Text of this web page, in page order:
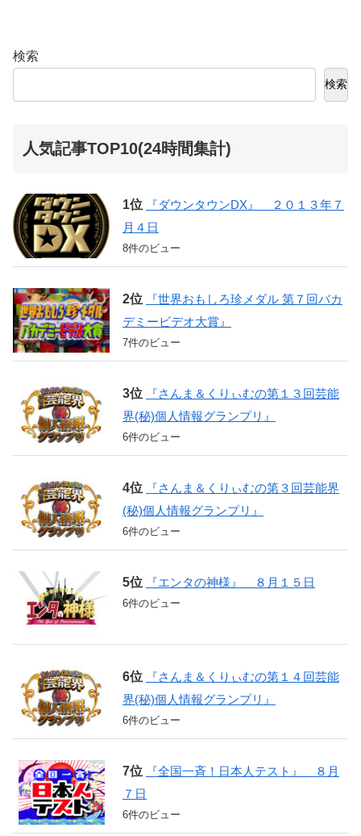
検索
検索
人気記事TOP10(24時間集計)
『ダウンタウンDX』 ２０１３年７
月４日
8件のビュー
『世界おもしろ珍メダル 第７回バカ
デミービデオ大賞』
7件のビュー
『さんま＆くりぃむの第１３回芸能
界(秘)個人情報グランプリ』
6件のビュー
『さんま＆くりぃむの第３回芸能界
(秘)個人情報グランプリ』
6件のビュー
『エンタの神様』 ８月１５日
6件のビュー
『さんま＆くりぃむの第１４回芸能
界(秘)個人情報グランプリ』
6件のビュー
『全国一斉！日本人テスト』 ８月
７日
6件のビュー